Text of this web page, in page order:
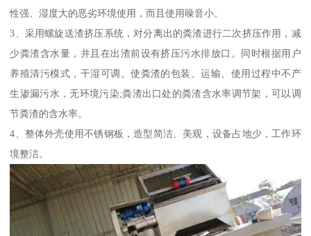
性强、湿度大的恶劣环境使用，而且使用噪音小。
3、采用螺旋送渣挤压系统，对分离出的粪渣进行二次挤压作用，减
少粪渣含水量，并且在出渣前设有挤压污水排放口。同时根据用户
养殖清污模式，干湿可调。使粪渣的包装、运输、使用过程中不产
生渗漏污水，无环境污染;粪渣出口处的粪渣含水率调节架，可以调
节粪渣的含水率。
4、整体外壳使用不锈钢板，造型简洁、美观，设备占地少，工作环
境整洁。